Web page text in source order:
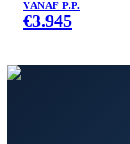
VANAF P.P.
€3.945